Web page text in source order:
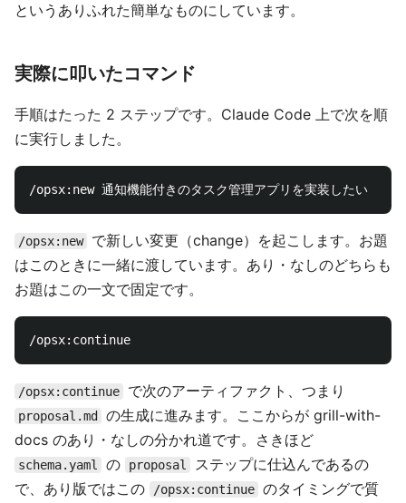
というありふれた簡単なものにしています。
実際に叩いたコマンド
手順はたった 2 ステップです。Claude Code 上で次を順
に実行しました。
/opsx:new
で新しい変更（change）を起こします。お題
はこのときに一緒に渡しています。あり・なしのどちらも
お題はこの一文で固定です。
/opsx:continue で次のアーティファクト、つまり
proposal.md
の生成に進みます。ここからが grill-with-
docs のあり・なしの分かれ道です。さきほど
schema.yaml の proposal
ステップに仕込んであるの
で、あり版ではこの
/opsx:continue のタイミングで質